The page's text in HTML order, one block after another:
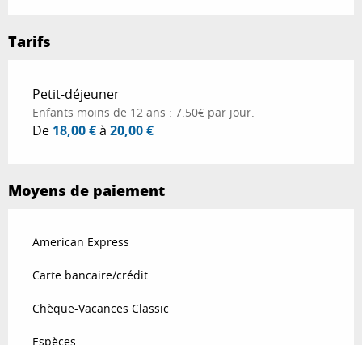
Tarifs
Tarifs 2026
Petit-déjeuner
Enfants moins de 12 ans : 7.50€ par jour.
De 18,00 €à 20,00 €
Moyens de paiement
American Express
Carte bancaire/crédit
Chèque-Vacances Classic
Espèces